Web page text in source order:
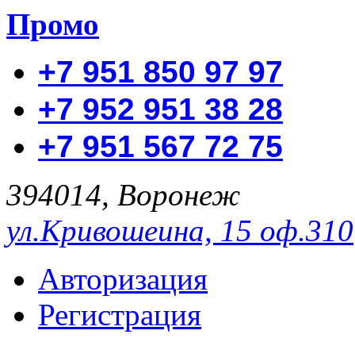
Промо
+7 951 850 97 97
+7 952 951 38 28
+7 951 567 72 75
394014, Воронеж
ул.Кривошеина, 15 оф.310
Авторизация
Регистрация